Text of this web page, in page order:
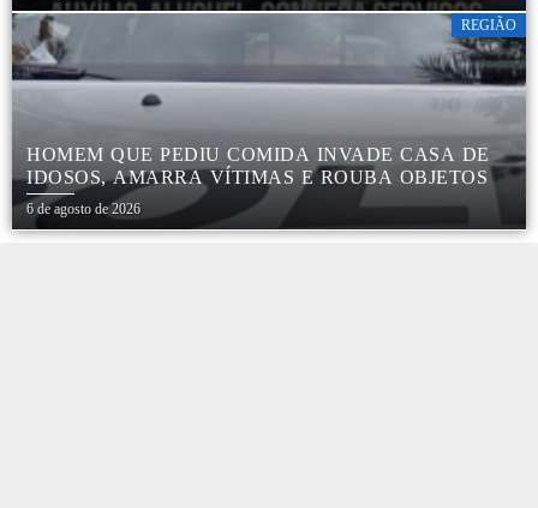
REGIÃO
HOMEM QUE PEDIU COMIDA INVADE CASA DE
IDOSOS, AMARRA VÍTIMAS E ROUBA OBJETOS
6 de agosto de 2026